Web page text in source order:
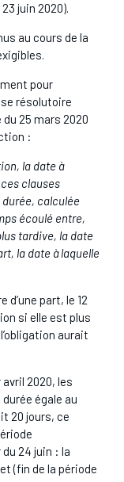
juin 2020).
au cours de la
pour
résolutoire
25 mars 2020
:
la date à
clauses
calculée
écoulé entre,
tardive, la date
la date à laquelle
part, le 12
si elle est plus
aurait
2020, les
égale au
20 jours, ce
24 juin : la
(fin de la période